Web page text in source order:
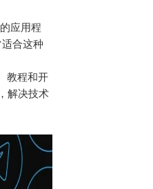
应用程
合这种
教程和开
解决技术